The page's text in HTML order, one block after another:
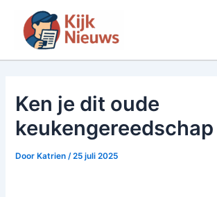
inhoud
Ken je dit oude
Door Katrien/25 juli 2025